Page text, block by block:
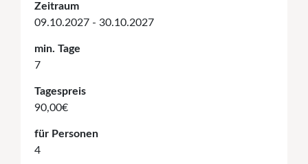
Zeitraum
09.10.2027 - 30.10.2027
min. Tage
7
Tagespreis
90,00€
für Personen
4